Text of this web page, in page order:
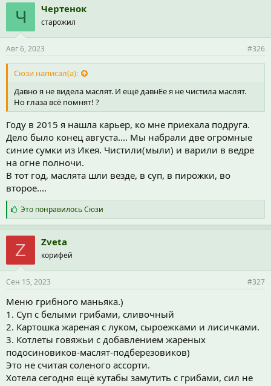
п
а
и
и
:
Ч Чертенок
старожил
Авг 6, 2023 #326
Сюзи написал(а):
Давно я не видела маслят. И ещё давнЕе я не чистила маслят.
Но глаза всё помнят! ?
Году в 2015 я нашла карьер, ко мне приехала подруга.
Дело было конец августа.... Мы набрали две огромные
синие сумки из Икея. Чистили(мыли) и варили в ведре
на огне полночи.
В тот год, маслята шли везде, в суп, в пирожки, во
второе....
С
и
м
п
а
т
и
Это понравилосьСюзи
Z Zveta
корифей
Сен 15, 2023 #327
Меню грибного маньяка.)
1. Суп с белыми грибами, сливочный
2. Картошка жареная с луком, сыроежками и лисичками.
3. Котлеты говяжьи с добавлением жареных
подосиновиков-маслят-подберезовиков)
Это не считая соленого ассорти.
Хотела сегодня ещё кутабы замутить с грибами, сил не